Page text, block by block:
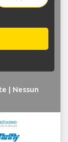
| Nessun